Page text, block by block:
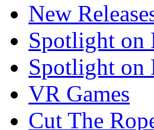
New
Spotlight on
Spotlight on
VR Games
Cut The